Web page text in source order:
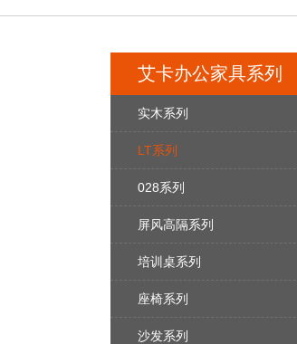
艾卡办公家具系列
实木系列
LT系列
028系列
屏风高隔系列
培训桌系列
座椅系列
沙发系列